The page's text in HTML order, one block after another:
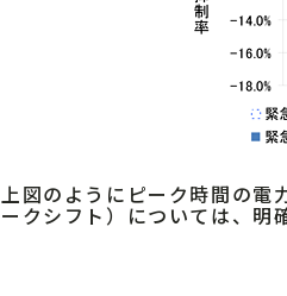
上図のようにピーク時間の電
ークシフト）については、明